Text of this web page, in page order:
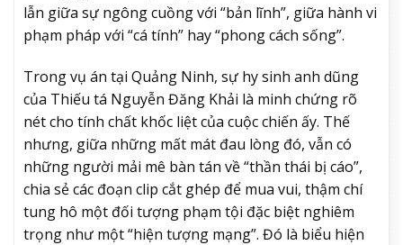
lẫn giữa sự ngông cuồng với “bản lĩnh”, giữa hành vi
phạm pháp với “cá tính” hay “phong cách sống”.
Trong vụ án tại Quảng Ninh, sự hy sinh anh dũng
của Thiếu tá Nguyễn Đăng Khải là minh chứng rõ
nét cho tính chất khốc liệt của cuộc chiến ấy. Thế
nhưng, giữa những mất mát đau lòng đó, vẫn có
những người mải mê bàn tán về “thần thái bị cáo”,
chia sẻ các đoạn clip cắt ghép để mua vui, thậm chí
tung hô một đối tượng phạm tội đặc biệt nghiêm
trọng như một “hiện tượng mạng”. Đó là biểu hiện